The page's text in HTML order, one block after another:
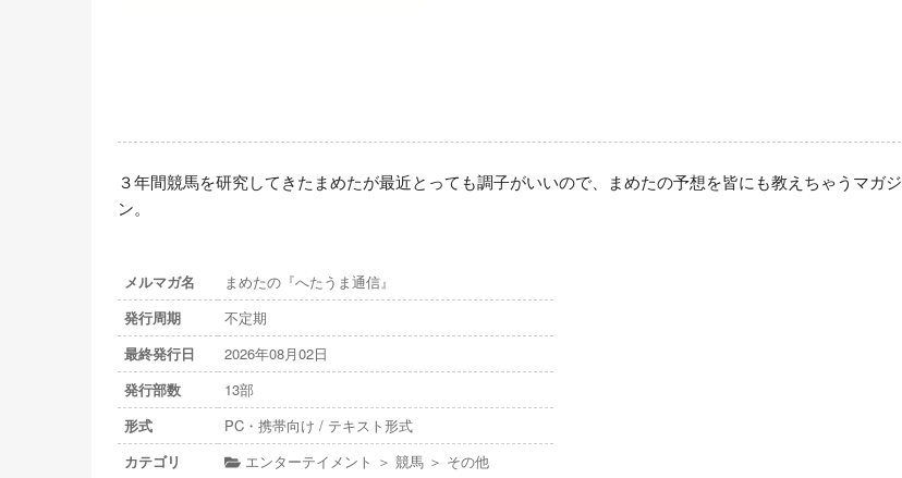
３年間競馬を研究してきたまめたが最近とっても調子がいいので、まめたの予想を皆にも教えちゃうマガジ
ン。
メルマガ名
まめたの『へたうま通信』
発行周期
不定期
最終発行日
2026年08月02日
発行部数
13部
形式
PC・携帯向け / テキスト形式
カテゴリ
エンターテイメント ＞ 競馬 ＞ その他